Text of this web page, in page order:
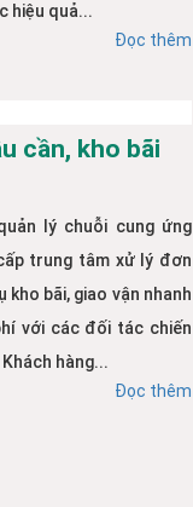
hiệu quả...
Đọc thêm
cần, kho bãi
lý chuỗi cung ứng
trung tâm xử lý đơn
bãi, giao vận nhanh
với các đối tác chiến
hàng...
Đọc thêm